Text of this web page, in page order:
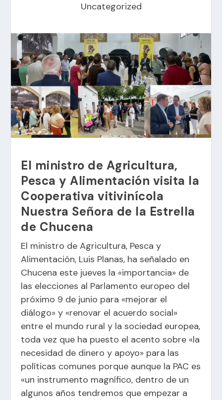
Uncategorized
El ministro de Agricultura,
Pesca y Alimentación visita la
Cooperativa vitivinícola
Nuestra Señora de la Estrella
de Chucena
El ministro de Agricultura, Pesca y
Alimentación, Luis Planas, ha señalado en
Chucena este jueves la «importancia» de
las elecciones al Parlamento europeo del
próximo 9 de junio para «mejorar el
diálogo» y «renovar el acuerdo social»
entre el mundo rural y la sociedad europea,
toda vez que ha puesto el acento sobre «la
necesidad de dinero y apoyo» para las
políticas comunes porque aunque la PAC es
«un instrumento magnífico, dentro de un
algunos años tendremos que empezar a